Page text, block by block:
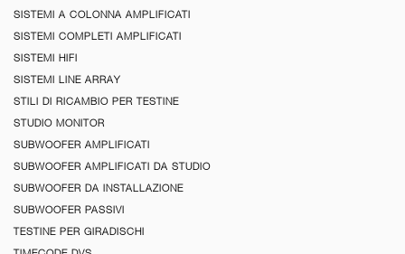
SISTEMI A COLONNA AMPLIFICATI
SISTEMI COMPLETI AMPLIFICATI
SISTEMI HIFI
SISTEMI LINE ARRAY
STILI DI RICAMBIO PER TESTINE
STUDIO MONITOR
SUBWOOFER AMPLIFICATI
SUBWOOFER AMPLIFICATI DA STUDIO
SUBWOOFER DA INSTALLAZIONE
SUBWOOFER PASSIVI
TESTINE PER GIRADISCHI